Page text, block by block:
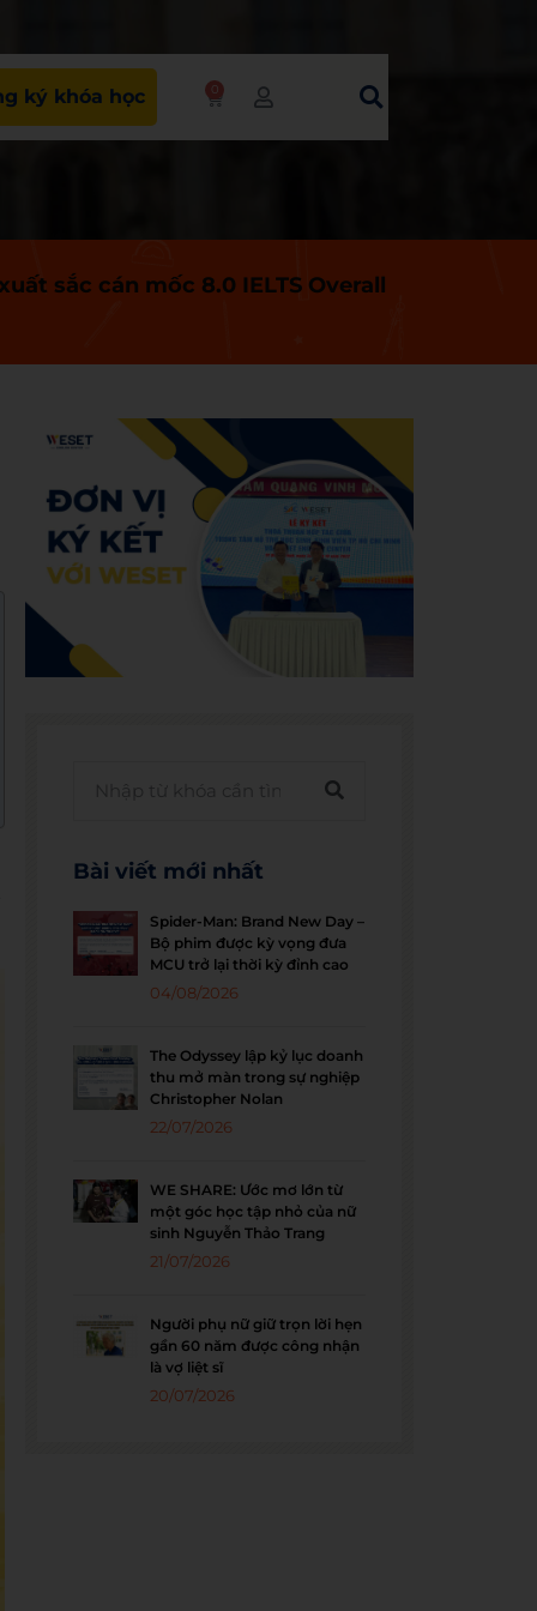
ký khóa học 0
sắc cán mốc 8.0 IELTS Overall
Bài viết mới nhất
Spider-Man: Brand New Day –
Bộ phim được kỳ vọng đưa
MCU trở lại thời kỳ đỉnh cao
04/08/2026
The Odyssey lập kỷ lục doanh
thu mở màn trong sự nghiệp
Christopher Nolan
22/07/2026
WE SHARE: Ước mơ lớn từ
một góc học tập nhỏ của nữ
sinh Nguyễn Thảo Trang
21/07/2026
Người phụ nữ giữ trọn lời hẹn
gần 60 năm được công nhận
là vợ liệt sĩ
20/07/2026